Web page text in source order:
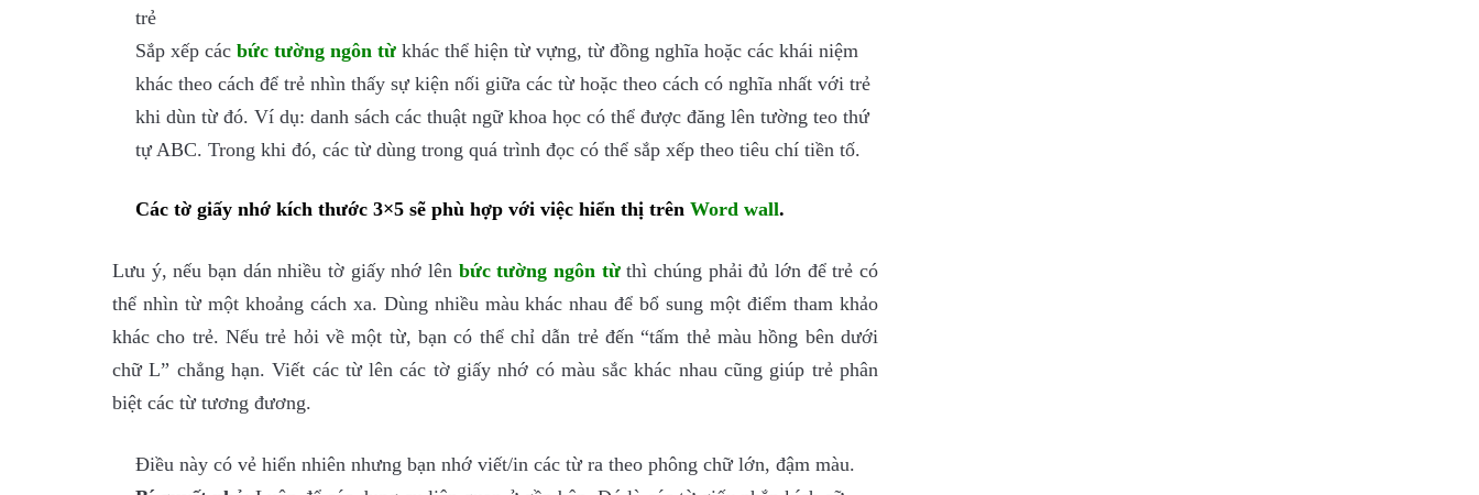
trẻ
Sắp xếp các bức tường ngôn từ khác thể hiện từ vựng, từ đồng nghĩa hoặc các khái niệm
khác theo cách để trẻ nhìn thấy sự kiện nối giữa các từ hoặc theo cách có nghĩa nhất với trẻ
khi dùn từ đó. Ví dụ: danh sách các thuật ngữ khoa học có thể được đăng lên tường teo thứ
tự ABC. Trong khi đó, các từ dùng trong quá trình đọc có thể sắp xếp theo tiêu chí tiền tố.
Các tờ giấy nhớ kích thước 3×5 sẽ phù hợp với việc hiển thị trên Word wall.
Lưu ý, nếu bạn dán nhiều tờ giấy nhớ lên bức tường ngôn từthì chúng phải đủ lớn để trẻ có
thể nhìn từ một khoảng cách xa. Dùng nhiều màu khác nhau để bổ sung một điểm tham khảo
khác cho trẻ. Nếu trẻ hỏi về một từ, bạn có thể chỉ dẫn trẻ đến “tấm thẻ màu hồng bên dưới
chữ L” chẳng hạn. Viết các từ lên các tờ giấy nhớ có màu sắc khác nhau cũng giúp trẻ phân
biệt các từ tương đương.
Điều này có vẻ hiển nhiên nhưng bạn nhớ viết/in các từ ra theo phông chữ lớn, đậm màu.